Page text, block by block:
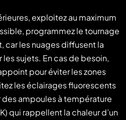
exploitez au maximum
programmez le tournage
car les nuages diffusent la
sujets. En cas de besoin,
pour éviter les zones
les éclairages fluorescents
ampoules à température
qui rappellent la chaleur d’un